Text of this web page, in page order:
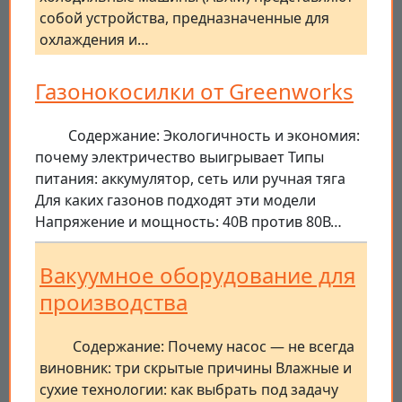
собой устройства, предназначенные для
охлаждения и…
Газонокосилки от Greenworks
Содержание: Экологичность и экономия:
почему электричество выигрывает Типы
питания: аккумулятор, сеть или ручная тяга
Для каких газонов подходят эти модели
Напряжение и мощность: 40В против 80В…
Вакуумное оборудование для
производства
Содержание: Почему насос — не всегда
виновник: три скрытые причины Влажные и
сухие технологии: как выбрать под задачу